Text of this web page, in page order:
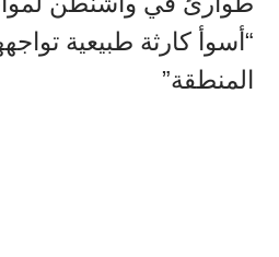
“أسوأ كارثة طبيعية
المنطقة”